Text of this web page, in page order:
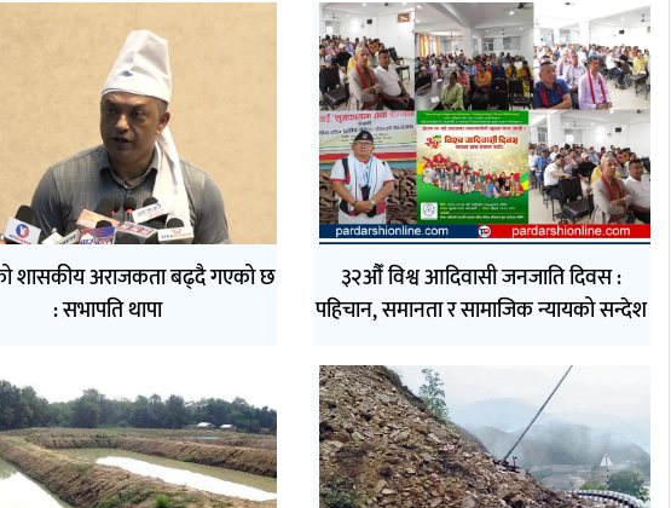
शासकीय अराजकता बढ्दै गएको छ
: सभापति थापा
३२औँ विश्व आदिवासी जनजाति दिवस :
पहिचान, समानता र सामाजिक न्यायको सन्देश